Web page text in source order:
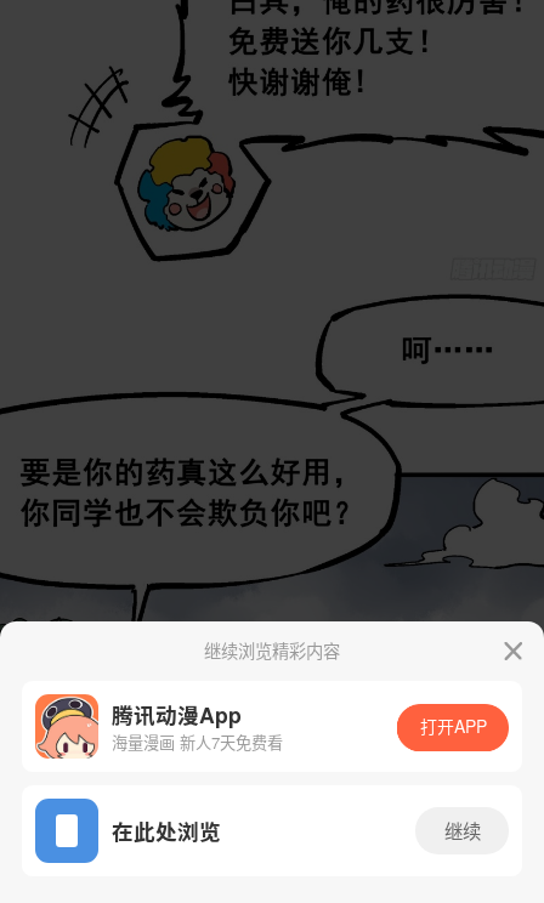
App免费看
继续浏览精彩内容
腾讯动漫App
海量漫画 新人7天免费看
打开APP
在此处浏览 继续